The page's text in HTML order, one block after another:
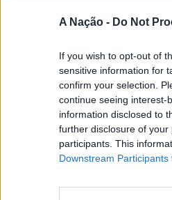
A Nação - Do Not
If you wish to opt-out of
sensitive information for
confirm your selection.
continue seeing interest-
information disclosed to
further disclosure of your
participants. This
Downstream Participants